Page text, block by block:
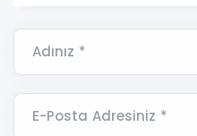
Adınız *
E-Posta Adresiniz *